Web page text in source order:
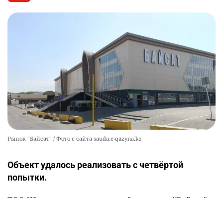
Рынок "Байсат" / Фото с сайта sauda.e-qazyna.kz
Объект удалось реализовать с четвёртой
попытки.